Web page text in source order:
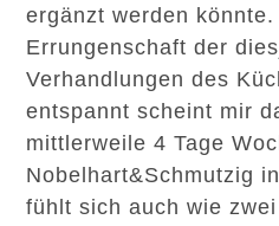
ergänzt werden
Errungenschaft der
Verhandlungen des
entspannt scheint mir
mittlerweile 4 Tage
Nobelhart&Schmutzig
fühlt sich auch wie